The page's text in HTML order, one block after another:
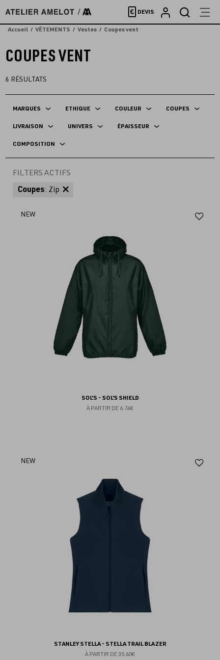
directement
au
€ DEVIS
Accueil VÊTEMENTS Vestes Coupes vent
COUPES VENT
6 RÉSULTATS
MARQUES ETHIQUE COULEUR COUPES
LIVRAISON UNIVERS ÉPAISSEUR
COMPOSITION
FILTERS ACTIFS
Coupes: Zip
NEW
SOL'S - SOL'S SHIELD
À PARTIR DE 6.74€
NEW
STANLEY STELLA - STELLA TRAIL BLAZER
À PARTIR DE 35.60€